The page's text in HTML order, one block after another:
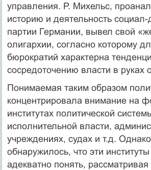
управления. Р. Михельс,
историю и деятельность социал-
партии Германии, вывел свой
олигархии, согласно которому
бюрократий характерна
сосредоточению власти в руках
Понимаемая таким образом
концентрировала внимание на
институтах политической
исполнительной власти,
учреждениях, судах и т.д.
обнаружилось, что эти
адекватно понять, рассматривая